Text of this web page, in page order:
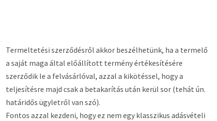
Termeltetési szerződésről akkor beszélhetünk, ha a termelő
a saját maga által előállított termény értékesítésére
szerződik le a felvásárlóval, azzal a kikötéssel, hogy a
teljesítésre majd csak a betakarítás után kerül sor (tehát ún.
határidős ügyletről van szó).
Fontos azzal kezdeni, hogy ez nem egy klasszikus adásvételi